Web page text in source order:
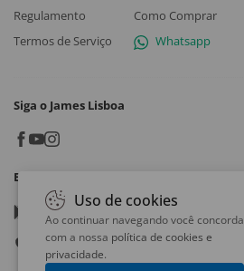
Regulamento
Termos de Serviço
Como Comprar
Whatsapp
Siga o James Lisboa
Baixe o App
Google play
App store
Uso de cookies
Ao continuar navegando você concorda
com a nossa política de cookies e
privacidade.